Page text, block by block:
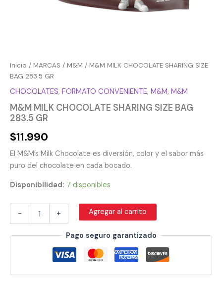
Inicio / MARCAS / M&M / M&M MILK CHOCOLATE SHARING SIZE
BAG 283.5 GR
CHOCOLATES, FORMATO CONVENIENTE, M&M, M&M
M&M MILK CHOCOLATE SHARING SIZE BAG
283.5 GR
$11.990
El M&M’s Milk Chocolate es diversión, color y el sabor más
puro del chocolate en cada bocado.
Disponibilidad: 7 disponibles
- + Agregar al carrito
Pago seguro garantizado